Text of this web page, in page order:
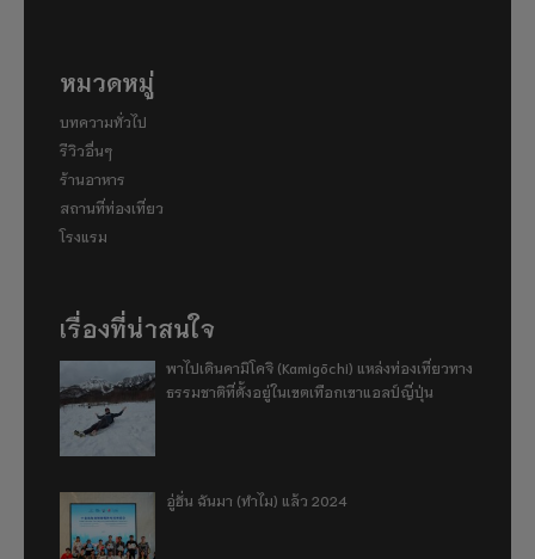
หมวดหมู่
บทความทั่วไป
รีวิวอื่นๆ
ร้านอาหาร
สถานที่ท่องเที่ยว
โรงแรม
เรื่องที่น่าสนใจ
พาไปเดินคามิโคจิ (Kamigōchi) แหล่งท่องเที่ยวทาง
ธรรมชาติที่ตั้งอยู่ในเขตเทือกเขาแอลป์ญี่ปุ่น
อู่ฮั่น ฉันมา (ทำไม) แล้ว 2024